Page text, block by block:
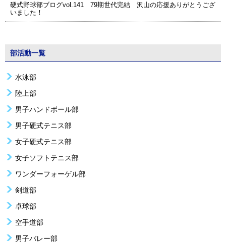
硬式野球部ブログvol.141 79期世代完結 沢山の応援ありがとうござ
いました！
部活動一覧
水泳部
陸上部
男子ハンドボール部
男子硬式テニス部
女子硬式テニス部
女子ソフトテニス部
ワンダーフォーゲル部
剣道部
卓球部
空手道部
男子バレー部